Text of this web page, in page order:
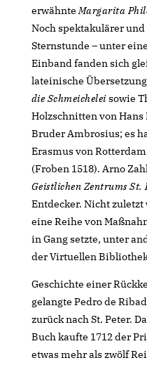
erwähnteMargarita
Noch spektakulärer
Sternstunde – unter
Einband fanden sich
lateinische
die Schmeicheleisowie
Holzschnitten von
Bruder Ambrosius; es
Erasmus von
(Froben 1518). Arno
Geistlichen Zentrums St.
Entdecker. Nicht zuletzt
eine Reihe von
in Gang setzte, unter
der Virtuellen Bibliothek
Geschichte einer
gelangte Pedro de
zurück nach St. Peter.
Buch kaufte 1712 der
etwas mehr als zwölf